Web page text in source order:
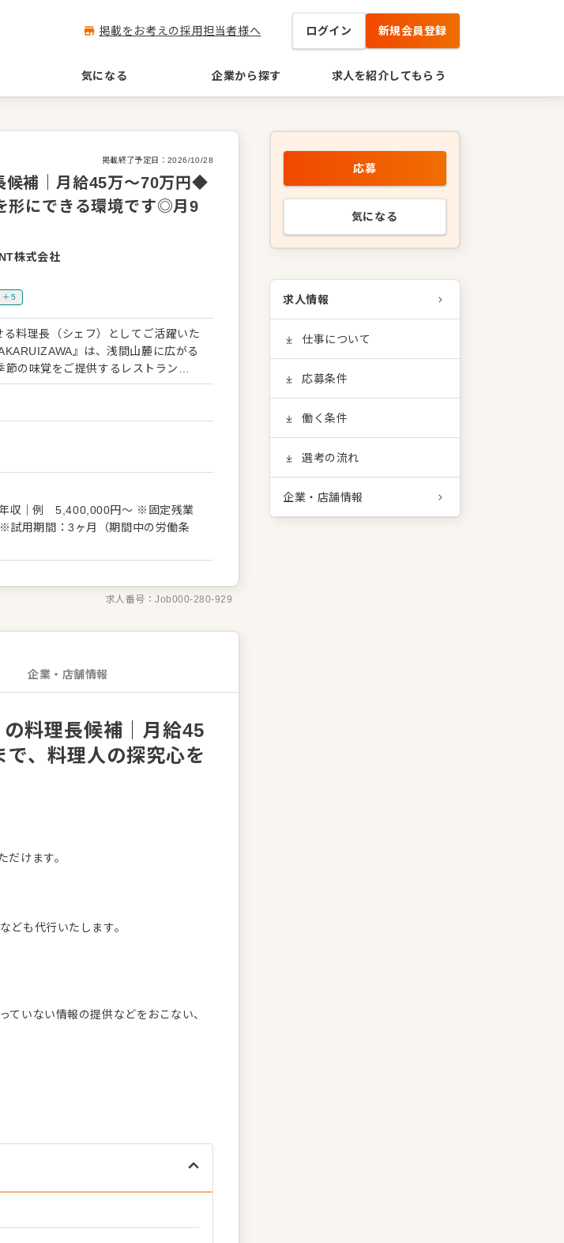
掲載をお考えの採用担当者様へ ログイン 新規会員登録
気になる 企業から探す 求人を紹介してもらう
掲載終了予定日： 2026/10/28
候補｜月給45万〜70万円◆
形にできる環境です◎月9
株式会社
＋5
料理長（シェフ）としてご活躍いた
の味覚をご提供するレストラン
キッズパークやジムなどもそろっ
任せします。 ＜心に刻まれ
寄り添う創造性 型にはまらない多
進化し続ける現場で、提案力を磨
身のスキルを自由に発揮し、成長を
5,400,000円～ ※固定残業
試用期間：3ヶ月（期間中の労働条
求人番号：Job000-280-929
企業・店舗情報
料理長候補｜月給45
、料理人の探究心を
だけます。
ども代行いたします。
いない情報の提供などをおこない、
応募
気になる
求人情報
仕事について
応募条件
働く条件
選考の流れ
企業・店舗情報